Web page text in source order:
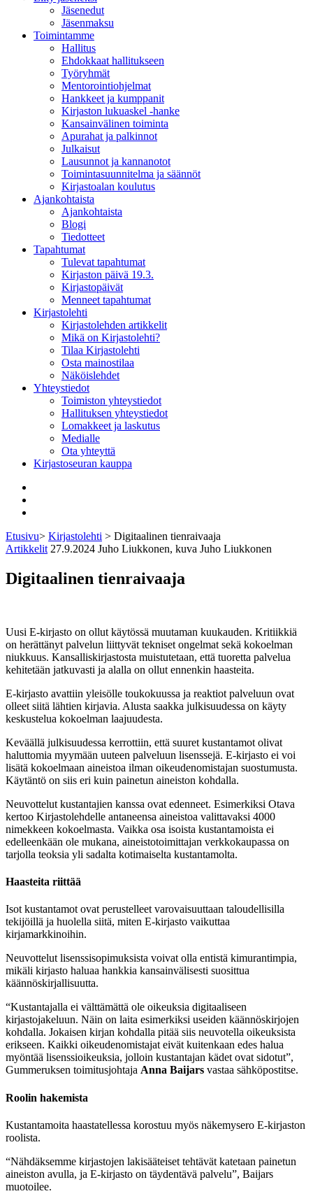
Jäsenedut
Jäsenmaksu
Toimintamme
Hallitus
Ehdokkaat hallitukseen
Työryhmät
Mentorointi­ohjelmat
Hankkeet ja kumppanit
Kirjaston lukuaskel -hanke
Kansainvälinen toiminta
Apurahat ja palkinnot
Julkaisut
Lausunnot ja kannanotot
Toimintasuunnitelma ja säännöt
Kirjastoalan koulutus
Ajankohtaista
Ajankohtaista
Blogi
Tiedotteet
Tapahtumat
Tulevat tapahtumat
Kirjaston päivä 19.3.
Kirjastopäivät
Menneet tapahtumat
Kirjastolehti
Kirjastolehden artikkelit
Mikä on Kirjastolehti?
Tilaa Kirjastolehti
Osta mainostilaa
Näköislehdet
Yhteystiedot
Toimiston yhteystiedot
Hallituksen yhteystiedot
Lomakkeet ja laskutus
Medialle
Ota yhteyttä
Kirjastoseuran kauppa
Etusivu> Kirjastolehti > Digitaalinen tienraivaaja
Artikkelit 27.9.2024 Juho Liukkonen, kuva Juho Liukkonen
Digitaalinen tienraivaaja
Uusi E-kirjasto on ollut käytössä muutaman kuukauden. Kritiikkiä
on herättänyt palvelun liittyvät tekniset ongelmat sekä kokoelman
niukkuus. Kansalliskirjastosta muistutetaan, että tuoretta palvelua
kehitetään jatkuvasti ja alalla on ollut ennenkin haasteita.
E-kirjasto avattiin yleisölle toukokuussa ja reaktiot palveluun ovat
olleet siitä lähtien kirjavia. Alusta saakka julkisuudessa on käyty
keskustelua kokoelman laajuudesta.
Keväällä julkisuudessa kerrottiin, että suuret kustantamot olivat
haluttomia myymään uuteen palveluun lisenssejä. E-kirjasto ei voi
lisätä kokoelmaan aineistoa ilman oikeudenomistajan suostumusta.
Käytäntö on siis eri kuin painetun aineiston kohdalla.
Neuvottelut kustantajien kanssa ovat edenneet. Esimerkiksi Otava
kertoo Kirjastolehdelle antaneensa aineistoa valittavaksi 4000
nimekkeen kokoelmasta. Vaikka osa isoista kustantamoista ei
edelleenkään ole mukana, aineistotoimittajan verkkokaupassa on
tarjolla teoksia yli sadalta kotimaiselta kustantamolta.
Haasteita riittää
Isot kustantamot ovat perustelleet varovaisuuttaan taloudellisilla
tekijöillä ja huolella siitä, miten E-kirjasto vaikuttaa
kirjamarkkinoihin.
Neuvottelut lisenssisopimuksista voivat olla entistä kimurantimpia,
mikäli kirjasto haluaa hankkia kansainvälisesti suosittua
käännöskirjallisuutta.
“Kustantajalla ei välttämättä ole oikeuksia digitaaliseen
kirjastojakeluun. Näin on laita esimerkiksi useiden käännöskirjojen
kohdalla. Jokaisen kirjan kohdalla pitää siis neuvotella oikeuksista
erikseen. Kaikki oikeudenomistajat eivät kuitenkaan edes halua
myöntää lisenssioikeuksia, jolloin kustantajan kädet ovat sidotut”,
Gummeruksen toimitusjohtaja Anna Baijars vastaa sähköpostitse.
Roolin hakemista
Kustantamoita haastatellessa korostuu myös näkemysero E-kirjaston
roolista.
“Nähdäksemme kirjastojen lakisääteiset tehtävät katetaan painetun
aineiston avulla, ja E-kirjasto on täydentävä palvelu”, Baijars
muotoilee.